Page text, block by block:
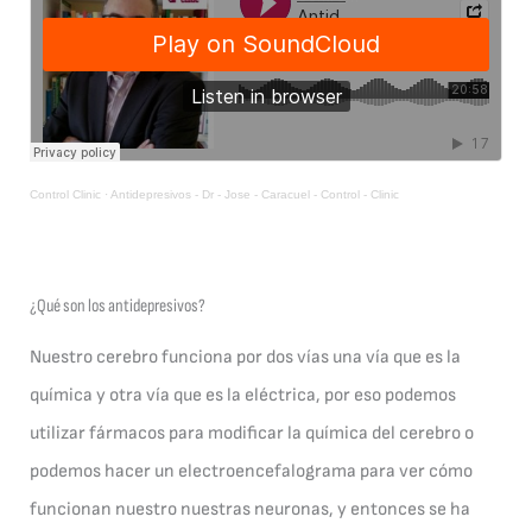
Control Clinic · Antidepresivos - Dr - Jose - Caracuel - Control - Clinic
¿Qué son los antidepresivos?
Nuestro cerebro funciona por dos vías una vía que es la
química y otra vía que es la eléctrica, por eso podemos
utilizar fármacos para modificar la química del cerebro o
podemos hacer un electroencefalograma para ver cómo
funcionan nuestro nuestras neuronas, y entonces se ha